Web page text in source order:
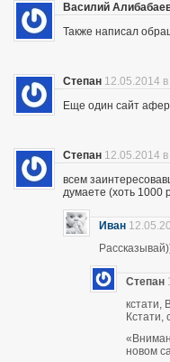
Василий
Также написал
Степан 12.05.2014
Еще один сайт
Степан 12.05.2014
всем
думаете (хоть 1000
Иван
Степан
кстати,
новом